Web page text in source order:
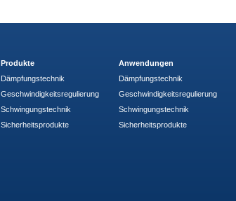
Produkte
Dämpfungstechnik
Geschwindigkeitsregulierung
Schwingungstechnik
Sicherheitsprodukte
Anwendungen
Dämpfungstechnik
Geschwindigkeitsregulierung
Schwingungstechnik
Sicherheitsprodukte